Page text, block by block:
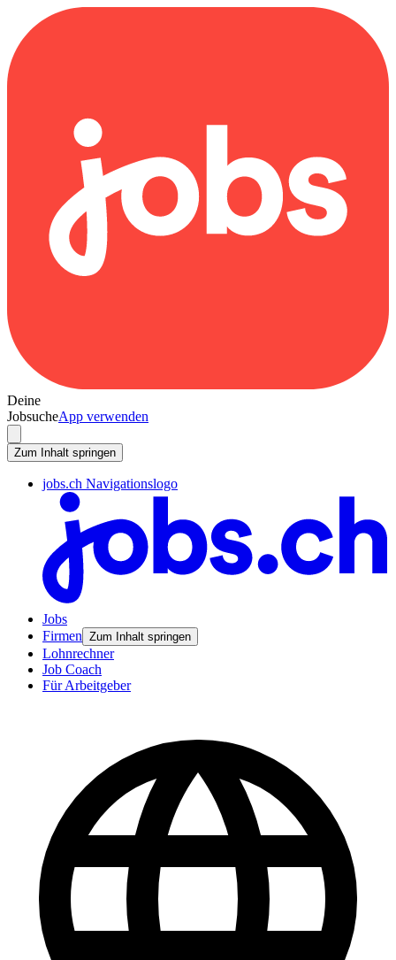
Deine
JobsucheApp verwenden
Zum Inhalt springen
jobs.ch Navigationslogo
Jobs
Firmen Zum Inhalt springen
Lohnrechner
Job Coach
Für Arbeitgeber